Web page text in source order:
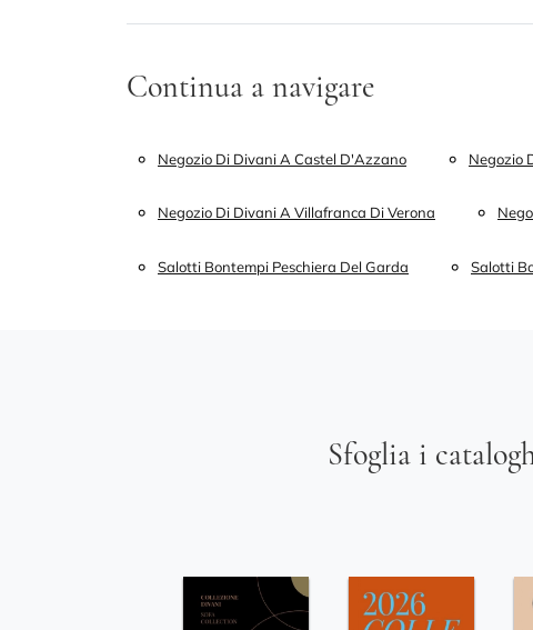
Continua a navigare
Negozio Di Divani A Castel D'Azzano Negozio
Negozio Di Divani A Villafranca Di Verona
Salotti Bontempi Peschiera Del Garda Salotti
Sfoglia i